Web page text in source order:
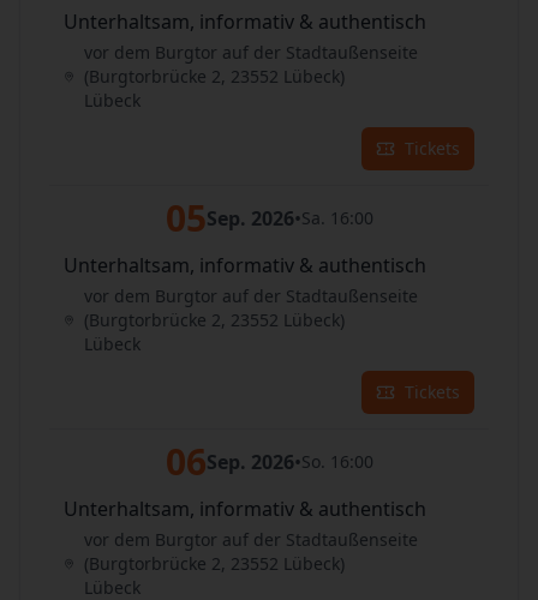
Unterhaltsam, informativ & authentisch
vor dem Burgtor auf der Stadtaußenseite
(Burgtorbrücke 2, 23552 Lübeck)
Lübeck
Tickets
05Sep. 2026•Sa. 16:00
Unterhaltsam, informativ & authentisch
vor dem Burgtor auf der Stadtaußenseite
(Burgtorbrücke 2, 23552 Lübeck)
Lübeck
Tickets
06Sep. 2026•So. 16:00
Unterhaltsam, informativ & authentisch
vor dem Burgtor auf der Stadtaußenseite
(Burgtorbrücke 2, 23552 Lübeck)
Lübeck